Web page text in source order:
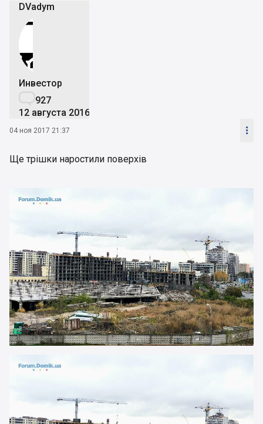
DVadym
Инвестор
927
12 августа 2016
04 ноя 2017 21:37 
Ще трішки наростили поверхів